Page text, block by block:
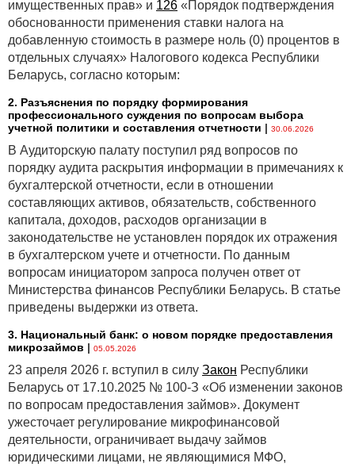
имущественных прав» и 126 «Порядок подтверждения
обоснованности применения ставки налога на
добавленную стоимость в размере ноль (0) процентов в
отдельных случаях» Налогового кодекса Республики
Беларусь, согласно которым:
2. Разъяснения по порядку формирования
профессионального суждения по вопросам выбора
учетной политики и составления отчетности | 30.06.2026
В Аудиторскую палату поступил ряд вопросов по
порядку аудита раскрытия информации в примечаниях к
бухгалтерской отчетности, если в отношении
составляющих активов, обязательств, собственного
капитала, доходов, расходов организации в
законодательстве не установлен порядок их отражения
в бухгалтерском учете и отчетности. По данным
вопросам инициатором запроса получен ответ от
Министерства финансов Республики Беларусь. В статье
приведены выдержки из ответа.
3. Национальный банк: о новом порядке предоставления
микрозаймов | 05.05.2026
23 апреля 2026 г. вступил в силу Закон Республики
Беларусь от 17.10.2025 № 100-З «Об изменении законов
по вопросам предоставления займов». Документ
ужесточает регулирование микрофинансовой
деятельности, ограничивает выдачу займов
юридическими лицами, не являющимися МФО,